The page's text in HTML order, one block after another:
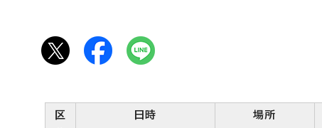
区
日時 場所